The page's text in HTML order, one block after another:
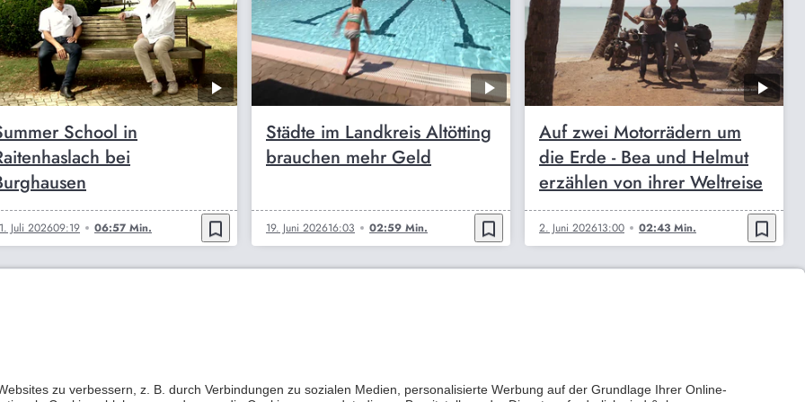
School in
bei
Juli 202609:19 06:57 Min. bookmark_border
Städte im Landkreis Altötting
brauchen mehr Geld
19. Juni 202616:03 02:59 Min. bookmark_border
Auf zwei Motorrädern um
die Erde - Bea und Helmut
erzählen von ihrer Weltreise
2. Juni 202613:00 02:43 Min. bookmark_border